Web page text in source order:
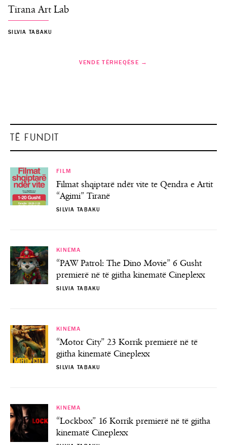
Tirana Art Lab
SILVIA TABAKU
VENDE TËRHEQËSE →
TË FUNDIT
FILM
Filmat shqiptarë ndër vite te Qendra e Artit
“Agimi” Tiranë
SILVIA TABAKU
KINEMA
“PAW Patrol: The Dino Movie” 6 Gusht
premierë në të gjitha kinematë Cineplexx
SILVIA TABAKU
KINEMA
“Motor City” 23 Korrik premierë në të
gjitha kinematë Cineplexx
SILVIA TABAKU
KINEMA
“Lockbox” 16 Korrik premierë në të gjitha
kinematë Cineplexx